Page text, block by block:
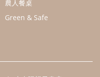
Chrome 版本瀏覽器
版權所有 ©